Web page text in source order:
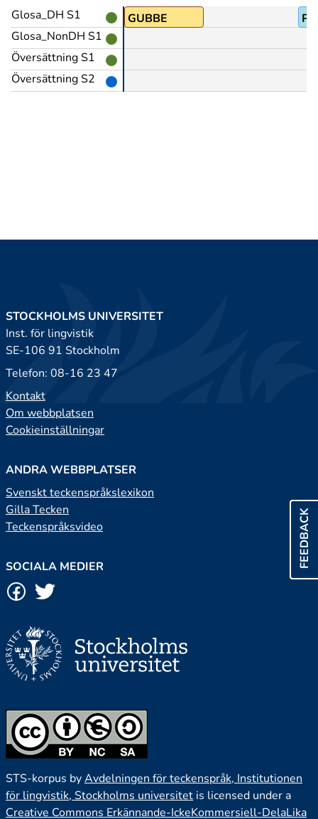
Glosa_DH S1
Glosa_NonDH S1
Översättning S1
Översättning S2
GUBBE
FEEDBACK
STOCKHOLMS UNIVERSITET
Inst. för lingvistik
SE-106 91 Stockholm
Telefon: 08-16 23 47
Kontakt
Om webbplatsen
Cookieinställningar
ANDRA WEBBPLATSER
Svenskt teckenspråkslexikon
Gilla Tecken
Teckenspråksvideo
SOCIALA MEDIER
STS-korpus byAvdelningen för teckenspråk, Institutionen
för lingvistik, Stockholms universitet is licensed under a
Creative Commons Erkännande-IckeKommersiell-DelaLika